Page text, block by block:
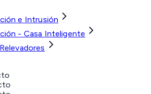
e Intrusión
- Casa Inteligente